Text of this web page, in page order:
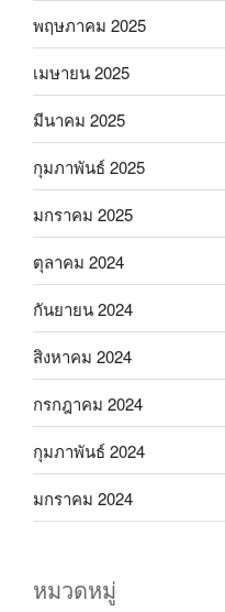
พฤษภาคม 2025
เมษายน 2025
มีนาคม 2025
กุมภาพันธ์ 2025
มกราคม 2025
ตุลาคม 2024
กันยายน 2024
สิงหาคม 2024
กรกฎาคม 2024
กุมภาพันธ์ 2024
มกราคม 2024
หมวดหมู่